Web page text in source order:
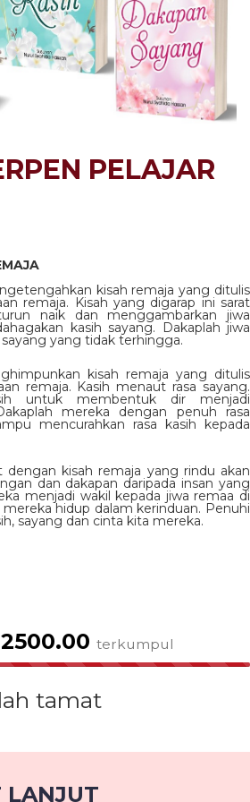
PELAJAR
kisah remaja yang ditulis
remaja. Kisah yang digarap ini sarat
naik dan menggambarkan jiwa
kasih sayang. Dakaplah jiwa
yang tidak terhingga.
kisah remaja yang ditulis
remaja. Kasih menaut rasa sayang.
untuk membentuk dir menjadi
mereka dengan penuh rasa
mencurahkan rasa kasih kepada
dengan kisah remaja yang rindu akan
dan dakapan daripada insan yang
menjadi wakil kepada jiwa remaa di
mereka hidup dalam kerinduan. Penuhi
sayang dan cinta kita mereka.
terkumpul
100.00%
tamat
LANJUT